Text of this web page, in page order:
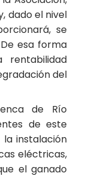
dado el nivel
se
esa forma
rentabilidad
del
de Río
de este
instalación
eléctricas,
el ganado